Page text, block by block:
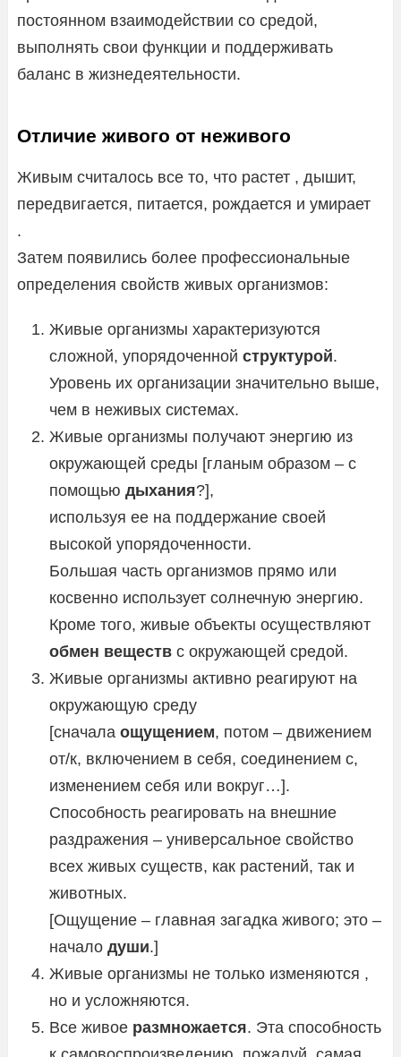
постоянном взаимодействии со средой,
выполнять свои функции и поддерживать
баланс в жизнедеятельности.
Отличие живого от неживого
Живым считалось все то, что растет , дышит,
передвигается, питается, рождается и умирает
.
Затем появились более профессиональные
определения свойств живых организмов:
Живые организмы характеризуются
сложной, упорядоченной структурой.
Уровень их организации значительно выше,
чем в неживых системах.
Живые организмы получают энергию из
окружающей среды [гланым образом – с
помощью дыхания?],
используя ее на поддержание своей
высокой упорядоченности.
Большая часть организмов прямо или
косвенно использует солнечную энергию.
Кроме того, живые объекты осуществляют
обмен веществ с окружающей средой.
Живые организмы активно реагируют на
окружающую среду
[сначала ощущением, потом – движением
от/к, включением в себя, соединением с,
изменением себя или вокруг…].
Способность реагировать на внешние
раздражения – универсальное свойство
всех живых существ, как растений, так и
животных.
[Ощущение – главная загадка живого; это –
начало души.]
Живые организмы не только изменяются ,
но и усложняются.
Все живое размножается. Эта способность